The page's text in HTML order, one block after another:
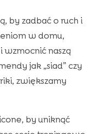
by zadbać o ruch i
w domu,
naszą
jak „siad” czy
zwiększamy
by uniknąć